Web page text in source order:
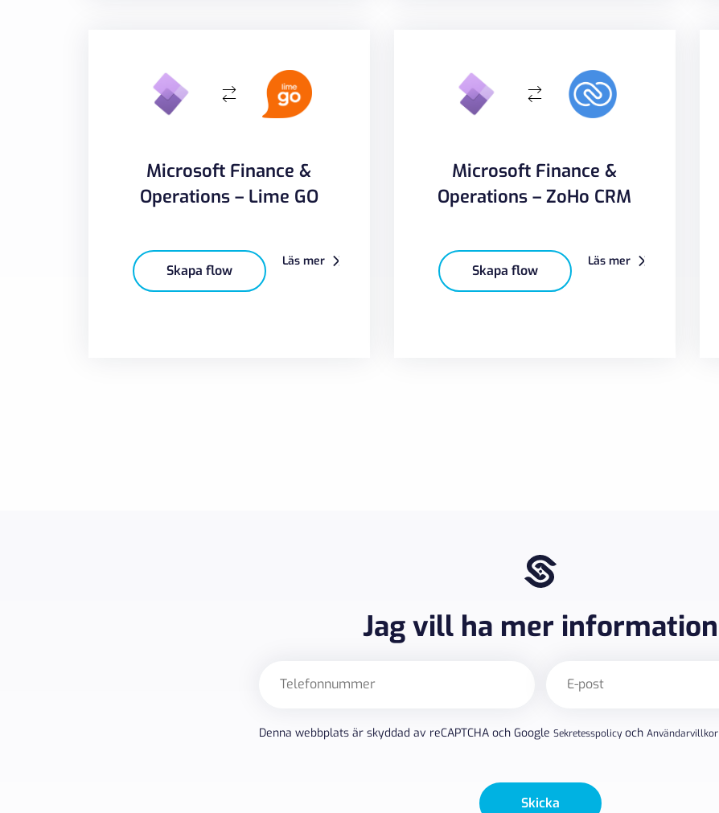
Microsoft Finance &
Operations – Lime GO
Skapa flow
Läs mer
Microsoft Finance &
Operations – ZoHo CRM
Skapa flow
Läs mer
Jag vill ha mer information
post (Obligatoriskt)
Denna webbplats är skyddad av reCAPTCHA och Google Sekretesspolicy och Användarvillkor
Skicka